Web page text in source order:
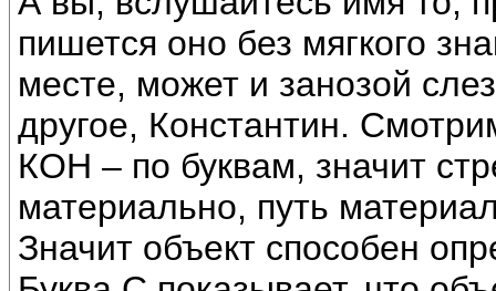
пишется оно без мягкого
месте, может и занозой
другое, Константин.
КОН – по буквам, значит
материально, путь
Значит объект способен